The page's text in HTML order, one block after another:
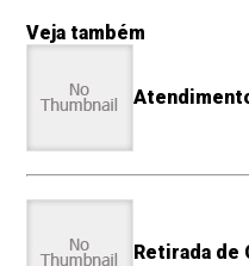
Veja também
Retirada de